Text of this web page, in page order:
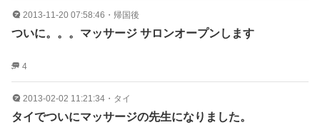
2013-11-20 07:58:46 ・ 帰国後
ついに。。。マッサージ サロンオープンします
4
2013-02-02 11:21:34 ・ タイ
タイでついにマッサージの先生になりました。